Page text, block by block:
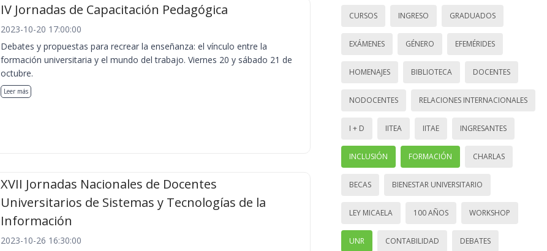
IV Jornadas de Capacitación Pedagógica
2023-10-20 17:00:00
Debates y propuestas para recrear la enseñanza: el vínculo entre la
formación universitaria y el mundo del trabajo. Viernes 20 y sábado 21 de
octubre.
Leer más
XVII Jornadas Nacionales de Docentes
Universitarios de Sistemas y Tecnologías de la
Información
2023-10-26 16:30:00
CURSOS INGRESO GRADUADOS
EXÁMENES GÉNERO EFEMÉRIDES
HOMENAJES BIBLIOTECA DOCENTES
NODOCENTES RELACIONES INTERNACIONALES
I + D IITEA IITAE INGRESANTES
INCLUSIÓN FORMACIÓN CHARLAS
BECAS BIENESTAR UNIVERSITARIO
LEY MICAELA 100 AÑOS WORKSHOP
UNR CONTABILIDAD DEBATES